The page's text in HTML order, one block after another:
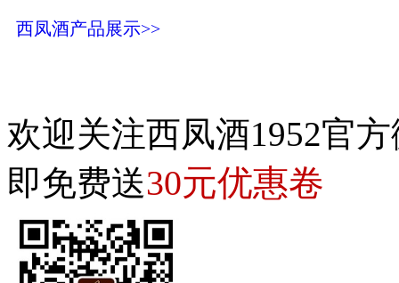
西凤酒产品展示>>
欢迎关注西凤酒1952官
即免费送30元优惠卷